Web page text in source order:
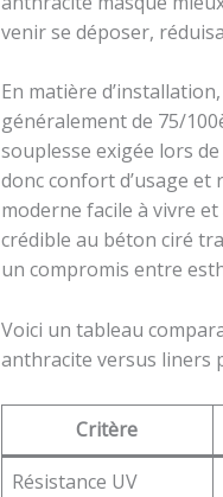
venir se déposer,
En matière
généralement de 75/
souplesse exigée lors
donc confort d’usage
moderne facile à vivre
crédible au béton ciré
un compromis entre
Voici un tableau
anthracite versus liners
Critère
Résistance UV